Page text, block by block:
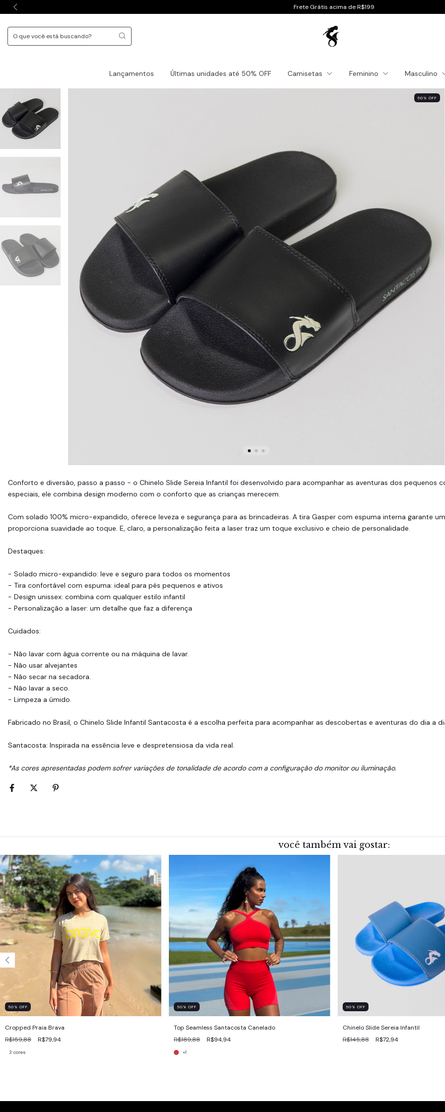
Frete Grátis acima de R$199
Lançamentos Últimas unidades até 50% OFF Camisetas Feminino Masculino
50 % OFF
Conforto e diversão, passo a passo - o Chinelo Slide Sereia Infantil foi desenvolvido para acompanhar as aventuras dos
especiais, ele combina design moderno com o conforto que as crianças merecem.
Com solado 100% micro-expandido, oferece leveza e segurança para as brincadeiras. A tira Gasper com espuma interna garante
proporciona suavidade ao toque. E, claro, a personalização feita a laser traz um toque exclusivo e cheio de personalidade.
Destaques:
- Solado micro-expandido: leve e seguro para todos os momentos
- Tira confortável com espuma: ideal para pés pequenos e ativos
- Design unissex: combina com qualquer estilo infantil
- Personalização a laser: um detalhe que faz a diferença
Cuidados:
- Não lavar com água corrente ou na máquina de lavar.
- Não usar alvejantes
- Não secar na secadora.
- Não lavar a seco.
- Limpeza a úmido.
Fabricado no Brasil, o Chinelo Slide Infantil Santacosta é a escolha perfeita para acompanhar as descobertas e aventuras do dia a
Santacosta: Inspirada na essência leve e despretensiosa da vida real.
*As cores apresentadas podem sofrer variações de tonalidade de acordo com a configuração do monitor ou iluminação.
você também vai gostar:
50 % OFF
Cropped Praia Brava
R$159,88
R$79,94
3 cores
50 % OFF
Top Seamless Santacosta Canelado
R$189,88
R$94,94
+1
50 % OFF
Chinelo Slide Sereia Infantil
R$145,88
R$72,94